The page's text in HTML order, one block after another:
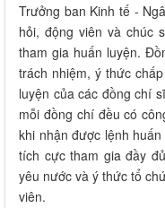
Trưởng ban Kinh tế -
hỏi, động viên và chúc
tham gia huấn luyện.
trách nhiệm, ý thức
luyện của các đồng chí
mỗi đồng chí đều có
khi nhận được lệnh
tích cực tham gia đầy
yêu nước và ý thức tổ
viên.